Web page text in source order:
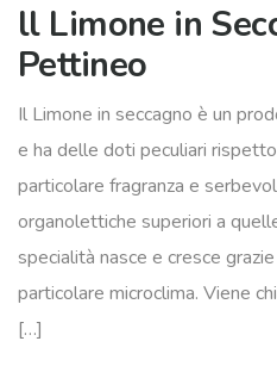
ll Limone in
Pettineo
Il Limone in seccagno è un
e ha delle doti peculiari
particolare fragranza e
organolettiche superiori a
specialità nasce e cresce
particolare microclima. Viene
[…]